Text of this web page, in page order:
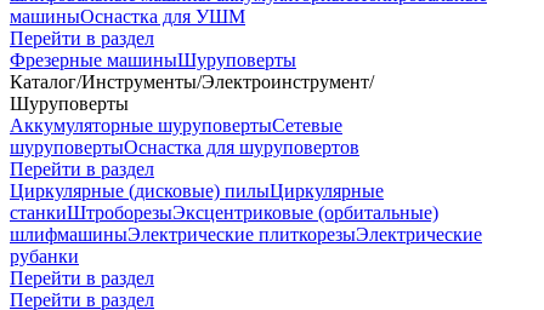
машиныОснастка для УШМ
Перейти в раздел
Фрезерные машиныШуруповерты
Каталог/Инструменты/Электроинструмент/
Шуруповерты
Аккумуляторные шуруповертыСетевые
шуруповертыОснастка для шуруповертов
Перейти в раздел
Циркулярные (дисковые) пилыЦиркулярные
станкиШтроборезыЭксцентриковые (орбитальные)
шлифмашиныЭлектрические плиткорезыЭлектрические
рубанки
Перейти в раздел
Перейти в раздел